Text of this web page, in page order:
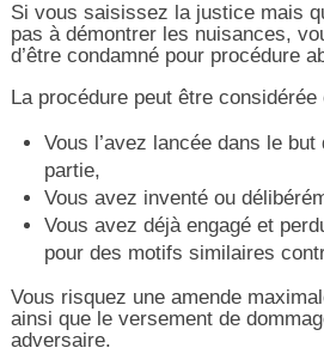
Si vous saisissez la justice mais
pas à démontrer les nuisances,
d’être condamné pour procédure
La procédure peut être
Vous l’avez lancée dans le but
partie,
Vous avez inventé ou
Vous avez déjà engagé et
pour des motifs similaires
Vous risquez une amende
ainsi que le versement de
adversaire.